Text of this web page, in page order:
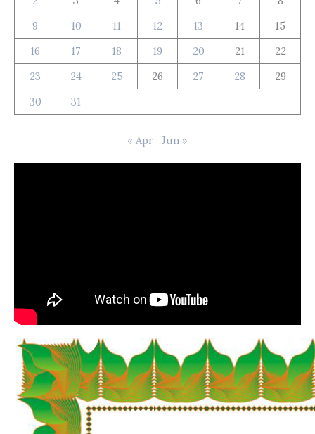
9
10 11 12 13 14
15
16
17 18 19 20 21
22
23
24 25 26 27 28
29
30
31
« Apr Jun »